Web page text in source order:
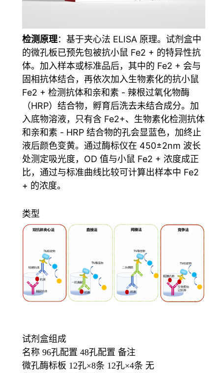
检测原理：基于夹心法 ELISA 原理。试剂盒中
的微孔板已预先包被抗小鼠 Fe2 + 的特异性抗
体。加入样本或标准品后，其中的 Fe2 + 会与
固相抗体结合，再依次加入生物素化的抗小鼠
Fe2 + 检测抗体和亲和素 - 辣根过氧化物酶
（HRP）结合物，孵育后洗去未结合成分。加
入底物溶液，只有含 Fe2+、生物素化检测抗体
和亲和素 - HRP 结合物的孔会显蓝色，加终止
液后颜色变黄。通过酶标仪在 450±2nm 波长
处测定吸光度，OD 值与小鼠 Fe2 + 浓度成正
比，通过与标准曲线比较可计算出样本中 Fe2
+ 的浓度。
类型
试剂盒组成
名称 96孔配置 48孔配置 备注
微孔酶标板 12孔×8条 12孔×4条 无